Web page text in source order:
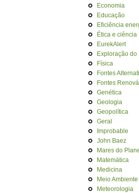
Economia
Educação
Eficiência
Ética e ciência
EurekAlert
Exploração do
Física
Fontes
Fontes
Genética
Geologia
Geopolítica
Geral
Improbable
John Baez
Mares do
Matemática
Medicina
Meio Ambiente
Meteorologia